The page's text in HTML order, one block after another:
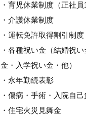
・育児休業制度（正社員
・介護休業制度
・運転免許取得割引制度
・各種祝い金（結婚祝
金・入学祝い金・他）
・永年勤続表彰
・傷病・手術・入院自
・住宅火災見舞金